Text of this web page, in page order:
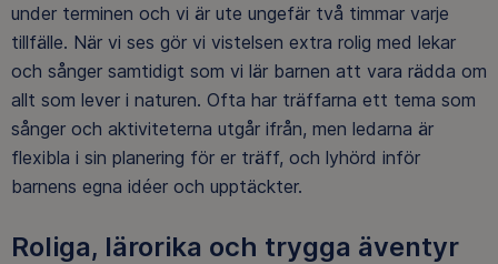
under terminen och vi är ute ungefär två timmar varje
tillfälle. När vi ses gör vi vistelsen extra rolig med lekar
och sånger samtidigt som vi lär barnen att vara rädda om
allt som lever i naturen. Ofta har träffarna ett tema som
sånger och aktiviteterna utgår ifrån, men ledarna är
flexibla i sin planering för er träff, och lyhörd inför
barnens egna idéer och upptäckter.
Roliga, lärorika och trygga äventyr